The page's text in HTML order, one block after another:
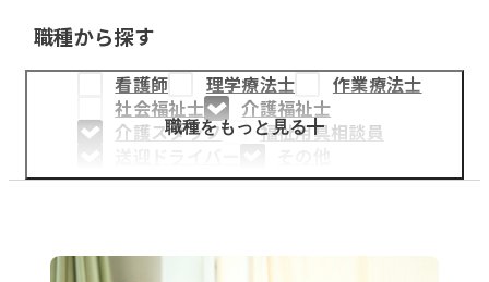
採用情報
医療・介護事業
募集職種
お知らせ
職種から探す
看護師 理学療法士
作業療法士
社会福祉士
介護福祉士
介護スタッフ
福祉用具相談員
職種をもっと見る